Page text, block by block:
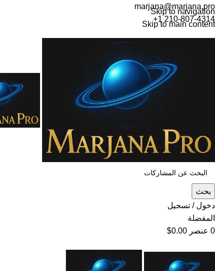
Skip to navigation
Skip to main content
marjana@marjana.pro
+1 210-807-4314
بحث
دخول / تسجيل
المفضلة
0 عنصر $0.00